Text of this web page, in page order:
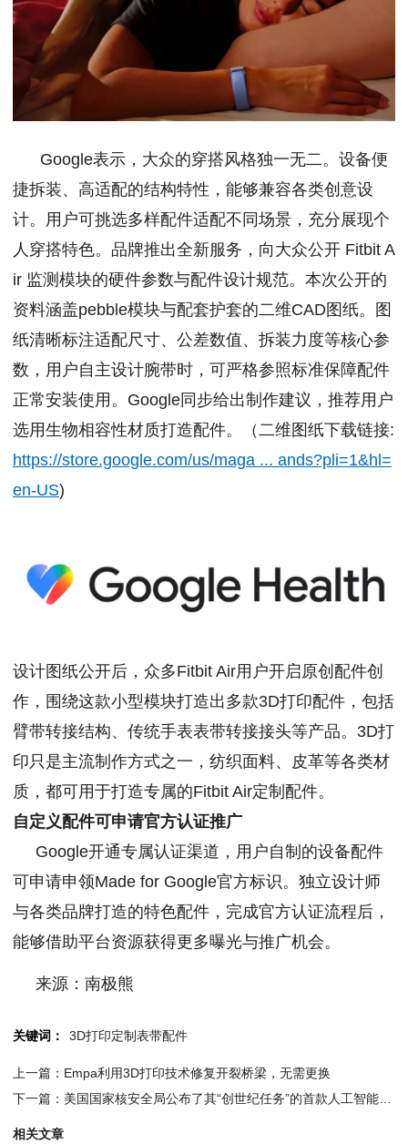
Google表示，大众的穿搭风格独一无二。设备便
捷拆装、高适配的结构特性，能够兼容各类创意设
计。用户可挑选多样配件适配不同场景，充分展现个
人穿搭特色。品牌推出全新服务，向大众公开 Fitbit A
ir 监测模块的硬件参数与配件设计规范。本次公开的
资料涵盖pebble模块与配套护套的二维CAD图纸。图
纸清晰标注适配尺寸、公差数值、拆装力度等核心参
数，用户自主设计腕带时，可严格参照标准保障配件
正常安装使用。Google同步给出制作建议，推荐用户
选用生物相容性材质打造配件。（二维图纸下载链接:
https://store.google.com/us/maga ... ands?pli=1&hl=
en-US)
设计图纸公开后，众多Fitbit Air用户开启原创配件创
作，围绕这款小型模块打造出多款3D打印配件，包括
臂带转接结构、传统手表表带转接接头等产品。3D打
印只是主流制作方式之一，纺织面料、皮革等各类材
质，都可用于打造专属的Fitbit Air定制配件。
自定义配件可申请官方认证推广
Google开通专属认证渠道，用户自制的设备配件
可申请申领Made for Google官方标识。独立设计师
与各类品牌打造的特色配件，完成官方认证流程后，
能够借助平台资源获得更多曝光与推广机会。
来源：南极熊
关键词： 3D打印定制表带配件
上一篇：Empa利用3D打印技术修复开裂桥梁，无需更换
相关文章